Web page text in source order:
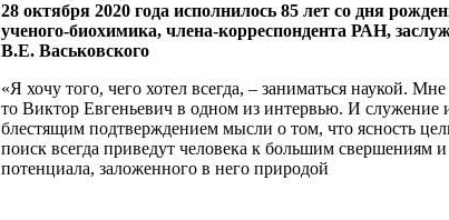
28 октября 2020 года исполнилось 85 лет со дня
ученого-биохимика, члена-корреспондента РАН,
В.Е. Васьковского
«Я хочу того, чего хотел всегда, – заниматься наукой.
то Виктор Евгеньевич в одном из интервью. И служение
блестящим подтверждением мысли о том, что ясность
поиск всегда приведут человека к большим свершениям
потенциала, заложенного в него природой